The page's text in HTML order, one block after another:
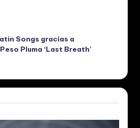
Songs gracias a
Pluma ‘Last Breath’